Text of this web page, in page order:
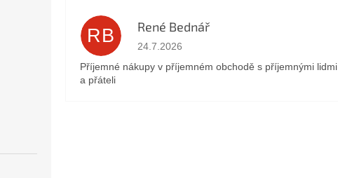
RB René Bednář
Hodnocení obchodu je 5 z 5 hvězdiček.
24.7.2026
Příjemné nákupy v příjemném obchodě s příjemnými lidmi
a přáteli